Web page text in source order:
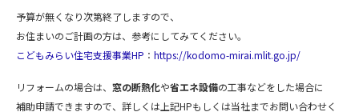
予算が無くなり次第終了しますので、
お住まいのご計画の方は、参考にしてみてください。
こどもみらい住宅支援事業HP ： https://kodomo-mirai.mlit.go.jp/
リフォームの場合は、 窓の断熱化や省エネ設備の工事などをした場合に
補助申請できますので、詳しくは上記HPもしくは当社までお問い合わせく